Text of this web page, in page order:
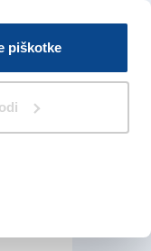
piškotke
Iskanje